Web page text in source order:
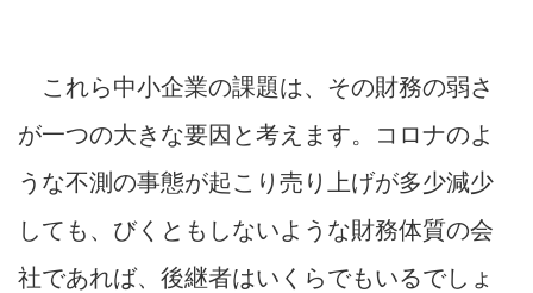
これら中小企業の課題は、その財務の弱さ
が一つの大きな要因と考えます。コロナのよ
うな不測の事態が起こり売り上げが多少減少
しても、びくともしないような財務体質の会
社であれば、後継者はいくらでもいるでしょ